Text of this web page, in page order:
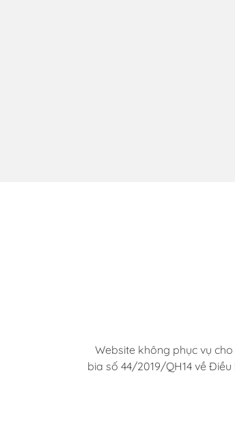
Website không phục vụ
bia số 44/2019/QH14 về